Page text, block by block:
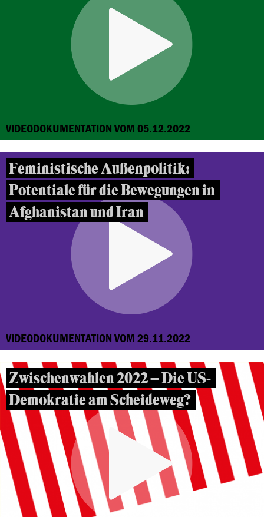
VIDEODOKUMENTATION VOM 05.12.2022
Feministische Außenpolitik:
Potentiale für die Bewegungen in
Afghanistan und Iran
VIDEODOKUMENTATION VOM 29.11.2022
Zwischenwahlen 2022 – Die US-
Demokratie am Scheideweg?